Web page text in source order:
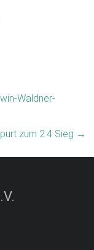
Waldner-
zum 2:4 Sieg →